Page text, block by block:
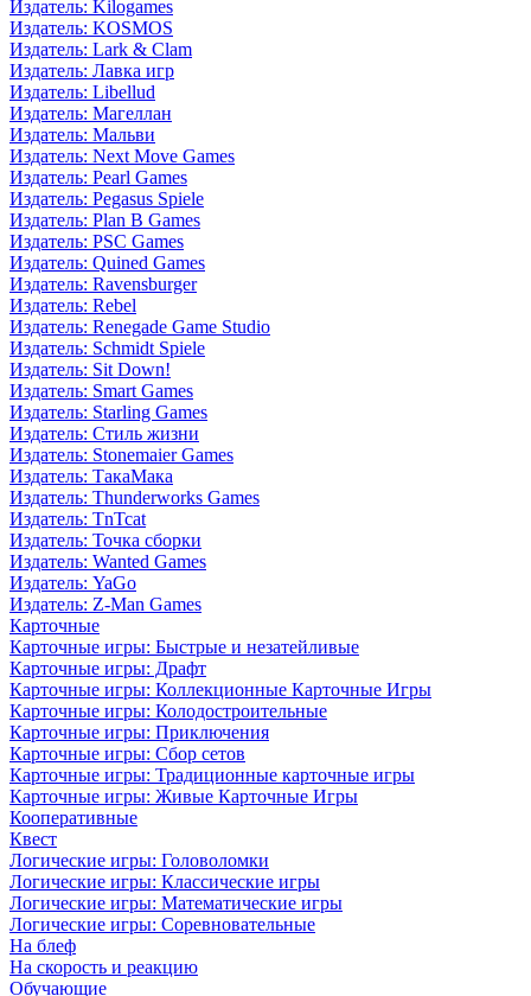
Издатель: Kilogames
Издатель: KOSMOS
Издатель: Lark & Clam
Издатель: Лавка игр
Издатель: Libellud
Издатель: Магеллан
Издатель: Мальви
Издатель: Next Move Games
Издатель: Pearl Games
Издатель: Pegasus Spiele
Издатель: Plan B Games
Издатель: PSC Games
Издатель: Quined Games
Издатель: Ravensburger
Издатель: Rebel
Издатель: Renegade Game Studio
Издатель: Schmidt Spiele
Издатель: Sit Down!
Издатель: Smart Games
Издатель: Starling Games
Издатель: Стиль жизни
Издатель: Stonemaier Games
Издатель: ТакаМака
Издатель: Thunderworks Games
Издатель: TnTcat
Издатель: Точка сборки
Издатель: Wanted Games
Издатель: YaGo
Издатель: Z-Man Games
Карточные
Карточные игры: Быстрые и незатейливые
Карточные игры: Драфт
Карточные игры: Коллекционные Карточные Игры
Карточные игры: Колодостроительные
Карточные игры: Приключения
Карточные игры: Сбор сетов
Карточные игры: Традиционные карточные игры
Карточные игры: Живые Карточные Игры
Кооперативные
Квест
Логические игры: Головоломки
Логические игры: Классические игры
Логические игры: Математические игры
Логические игры: Соревновательные
На блеф
На скорость и реакцию
Обучающие